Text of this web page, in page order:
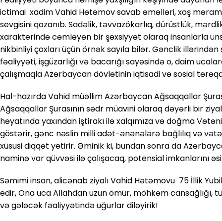
ictimai xadim Vahid Hətəmov savab əməlləri, xoş
sevgisini qazanıb. Sadəlik, təvvazökarlıq, dürüstlük,
xarakterində cəmləyən bir şəxsiyyət olaraq insanlarla
nikbinliyi çoxları üçün örnək sayıla bilər. Gənclik
fəaliyyəti, işgüzarlığı və bacarığı sayəsində o, daim
çalışmaqla Azərbaycan dövlətinin iqtisadi və sosial
Hal-hazırda Vahid müəllim Azərbaycan Ağsaqqallar
Ağsaqqallar Şurasının sədr müavini olaraq dəyərli bir
həyatında yaxından iştirakı ilə xalqımıza və doğma
göstərir, gənc nəslin milli adət-ənənələrə bağlılıq və
xüsusi diqqət yetirir. Əminik ki, bundan sonra da
naminə var qüvvəsi ilə çalışacaq, potensial imkanlarını
Səmimi insan, alicənab ziyalı Vahid Hətəmovu 75 İllik
edir, Ona uca Allahdan uzun ömür, möhkəm cansağlığı,
və gələcək fəaliyyətində uğurlar diləyirik!